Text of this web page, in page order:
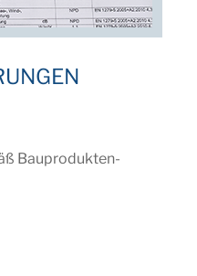
Bauprodukten­